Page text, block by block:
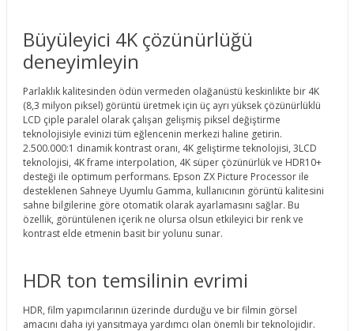
Büyüleyici 4K çözünürlüğü
deneyimleyin
Parlaklık kalitesinden ödün vermeden olağanüstü keskinlikte bir 4K
(8,3 milyon piksel) görüntü üretmek için üç ayrı yüksek çözünürlüklü
LCD çiple paralel olarak çalışan gelişmiş piksel değiştirme
teknolojisiyle evinizi tüm eğlencenin merkezi haline getirin.
2.500.000:1 dinamik kontrast oranı, 4K geliştirme teknolojisi, 3LCD
teknolojisi, 4K frame interpolation, 4K süper çözünürlük ve HDR10+
desteği ile optimum performans. Epson ZX Picture Processor ile
desteklenen Sahneye Uyumlu Gamma, kullanıcının görüntü kalitesini
sahne bilgilerine göre otomatik olarak ayarlamasını sağlar. Bu
özellik, görüntülenen içerik ne olursa olsun etkileyici bir renk ve
kontrast elde etmenin basit bir yolunu sunar.
HDR ton temsilinin evrimi
HDR, film yapımcılarının üzerinde durduğu ve bir filmin görsel
amacını daha iyi yansıtmaya yardımcı olan önemli bir teknolojidir.